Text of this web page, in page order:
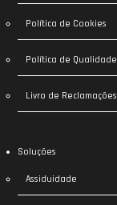
Política de Cookies
Política de Qualidade
Livro de Reclamações
Soluções
Assiduidade